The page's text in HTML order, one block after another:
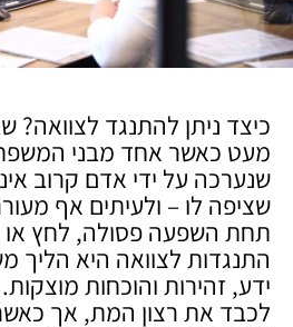
כיצד ניתן להתנגד לצוואה?
מעט כאשר אחד מבני
שנערכה על ידי אדם קרוב
שציפה לו – ולעיתים אף
תחת השפעה פסולה, לחץ או
התנגדות לצוואה היא הליך
ידע, זהירות והוכחות
לכבד את רצון המת, אך